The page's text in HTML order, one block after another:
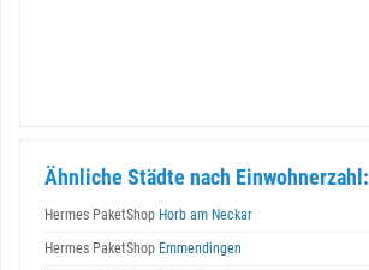
Ähnliche Städte nach Einwohnerzahl:
Hermes PaketShop Horb am Neckar
Hermes PaketShop Emmendingen